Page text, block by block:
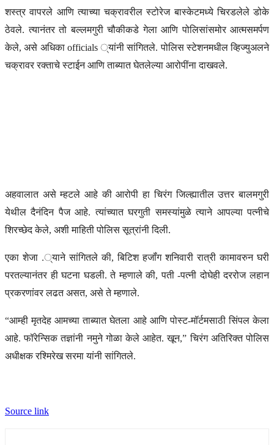
शस्त्र वापरले आणि त्याच्या चक्रावरील स्टोरेज बास्केटमध्ये चिरडलेले डोके
ठेवले. त्यानंतर तो बल्लमगुरी चौकीकडे गेला आणि पोलिसांसमोर आत्मसमर्पण
केले, असे अधिका officials ्यांनी सांगितले. पोलिस स्टेशनमधील व्हिज्युअलने
चक्रावर रक्ताचे स्टाईन आणि ताब्यात घेतलेल्या आरोपींना दाखवले.
अहवालात असे म्हटले आहे की आरोपी हा चिरंग जिल्ह्यातील उत्तर बालमगुरी
येथील दैनंदिन पैज आहे. त्यांच्यात घरगुती समस्यांमुळे त्याने आपल्या पत्नीचे
शिरच्छेद केले, अशी माहिती पोलिस सूत्रांनी दिली.
एका शेजा .्याने सांगितले की, बिटिश हजॉंग शनिवारी रात्री कामावरुन घरी
परतल्यानंतर ही घटना घडली. ते म्हणाले की, पती -पत्नी दोघेही दररोज लहान
प्रकरणांवर लढत असत, असे ते म्हणाले.
“आम्ही मृतदेह आमच्या ताब्यात घेतला आहे आणि पोस्ट-मॉर्टमसाठी सिंपल केला
आहे. फॉरेन्सिक तज्ञांनी नमुने गोळा केले आहेत. खून,” चिरंग अतिरिक्त पोलिस
अधीक्षक रश्मिरेख सरमा यांनी सांगितले.
Source link